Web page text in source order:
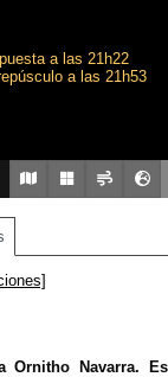
a las 21h22
a las 21h53
Ornitho Navarra.